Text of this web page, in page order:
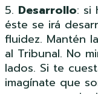
5. Desarrollo: si
éste se irá
fluidez. Mantén
al Tribunal. No
lados. Si te
imagínate que